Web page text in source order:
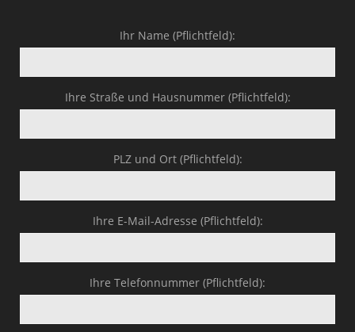
Ihr Name (Pflichtfeld):
Ihre Straße und Hausnummer (Pflichtfeld):
PLZ und Ort (Pflichtfeld):
Ihre E-Mail-Adresse (Pflichtfeld):
Ihre Telefonnummer (Pflichtfeld):